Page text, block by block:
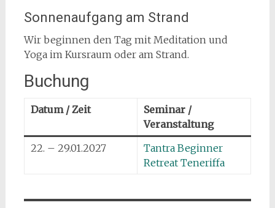
Sonnenaufgang am Strand
Wir beginnen den Tag mit Meditation und
Yoga im Kursraum oder am Strand.
Buchung
Datum / Zeit
Seminar /
Veranstaltung
22. – 29.01.2027
Tantra Beginner
Retreat Teneriffa